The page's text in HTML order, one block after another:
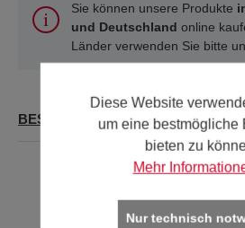
Sie können unsere Produkte
und Deutschland online
Länder verwenden Sie bitte
BESCHREIBUNG
Diese Website
um eine bestmögliche
bieten zu
Mehr
Nur technisch